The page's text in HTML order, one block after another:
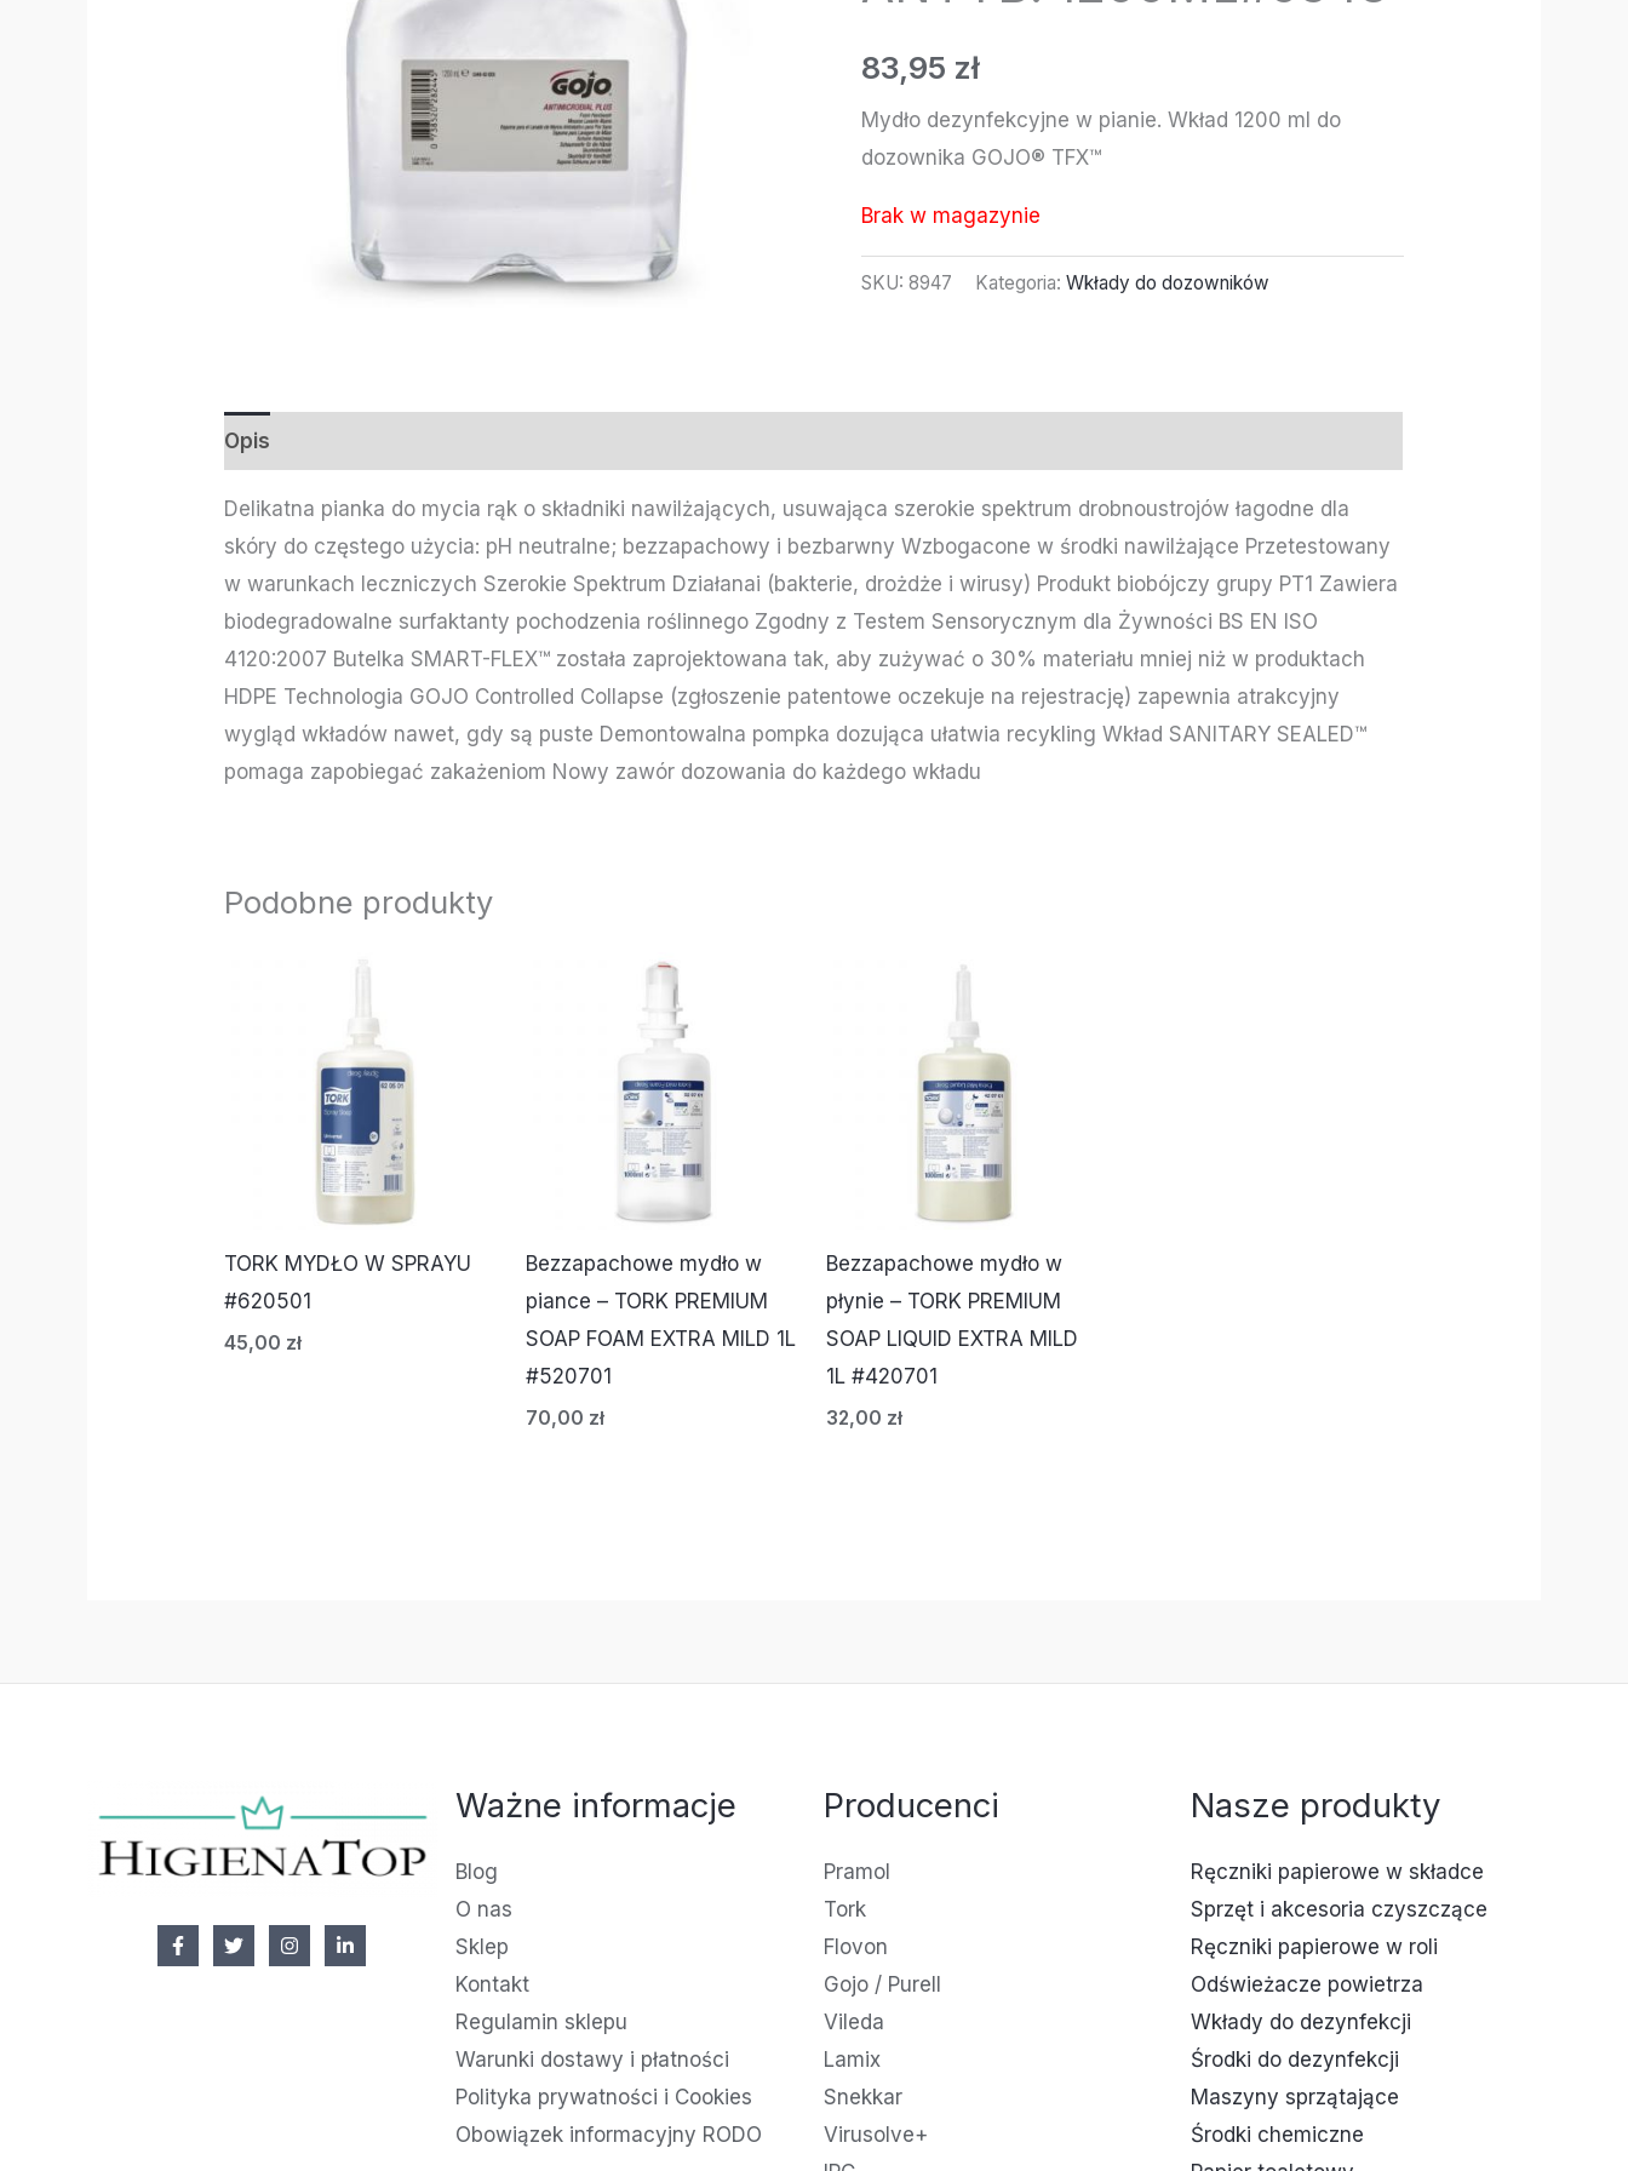
83,95 zł
Mydło dezynfekcyjne w pianie. Wkład 1200 ml do
dozownika GOJO® TFX™
Brak w magazynie
SKU: 8947 Kategoria: Wkłady do dozowników
Opis
Delikatna pianka do mycia rąk o składniki nawilżających, usuwająca szerokie spektrum drobnoustrojów łagodne dla
skóry do częstego użycia: pH neutralne; bezzapachowy i bezbarwny Wzbogacone w środki nawilżające Przetestowany
w warunkach leczniczych Szerokie Spektrum Działanai (bakterie, drożdże i wirusy) Produkt biobójczy grupy PT1 Zawiera
biodegradowalne surfaktanty pochodzenia roślinnego Zgodny z Testem Sensorycznym dla Żywności BS EN ISO
4120:2007 Butelka SMART-FLEX™ została zaprojektowana tak, aby zużywać o 30% materiału mniej niż w produktach
HDPE Technologia GOJO Controlled Collapse (zgłoszenie patentowe oczekuje na rejestrację) zapewnia atrakcyjny
wygląd wkładów nawet, gdy są puste Demontowalna pompka dozująca ułatwia recykling Wkład SANITARY SEALED™
pomaga zapobiegać zakażeniom Nowy zawór dozowania do każdego wkładu
Podobne produkty
TORK MYDŁO W SPRAYU
#620501
45,00 zł
Bezzapachowe mydło w
piance – TORK PREMIUM
SOAP FOAM EXTRA MILD 1L
#520701
70,00 zł
Bezzapachowe mydło w
płynie – TORK PREMIUM
SOAP LIQUID EXTRA MILD
1L #420701
32,00 zł
Ważne informacje
Blog
O nas
Sklep
Kontakt
Regulamin sklepu
Warunki dostawy i płatności
Polityka prywatności i Cookies
Obowiązek informacyjny RODO
Producenci
Pramol
Tork
Flovon
Gojo / Purell
Vileda
Lamix
Snekkar
Virusolve+
Nasze produkty
Ręczniki papierowe w składce
Sprzęt i akcesoria czyszczące
Ręczniki papierowe w roli
Odświeżacze powietrza
Wkłady do dezynfekcji
Środki do dezynfekcji
Maszyny sprzątające
Środki chemiczne